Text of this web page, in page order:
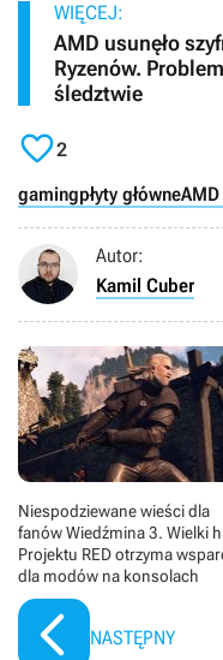
WIĘCEJ:
AMD usunęło
Ryzenów.
śledztwie
2
gamingpłyty główneAMD
Autor:
Kamil Cuber
Niespodziewane wieści dla
fanów Wiedźmina 3. Wielki
Projektu RED otrzyma
dla modów na konsolach
NASTĘPNY